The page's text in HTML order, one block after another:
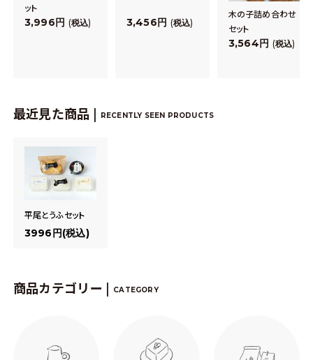
ット
3,996 税込 3,456 税込
木の子詰め合わせ
セット
3,564 税込
最近見た商品 | RECENTLY SEEN PRODUCTS
平尾とうふセット
3996円(税込)
商品カテゴリー | CATEGORY